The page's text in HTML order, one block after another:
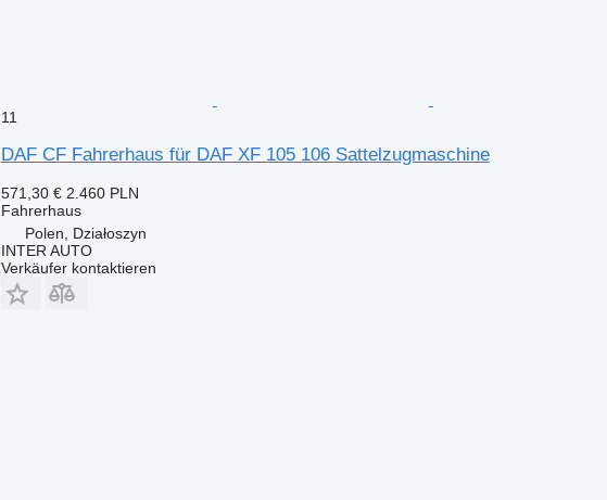
11
DAF CF Fahrerhaus für DAF XF 105 106 Sattelzugmaschine
571,30 € 2.460 PLN
Fahrerhaus
Polen, Działoszyn
INTER AUTO
Verkäufer kontaktieren